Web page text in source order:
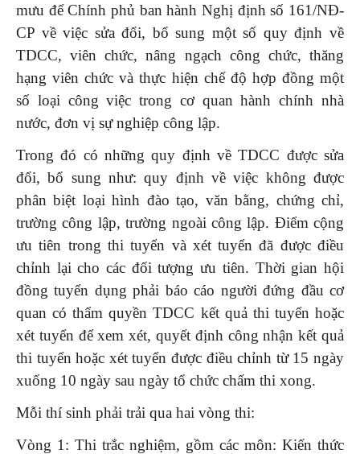
mưu để Chính phủ ban hành Nghị định số 161/NĐ-
CP về việc sửa đổi, bổ sung một số quy định về
TDCC, viên chức, nâng ngạch công chức, thăng
hạng viên chức và thực hiện chế độ hợp đồng một
số loại công việc trong cơ quan hành chính nhà
nước, đơn vị sự nghiệp công lập.
Trong đó có những quy định về TDCC được sửa
đổi, bổ sung như: quy định về việc không được
phân biệt loại hình đào tạo, văn bằng, chứng chỉ,
trường công lập, trường ngoài công lập. Điểm cộng
ưu tiên trong thi tuyển và xét tuyển đã được điều
chỉnh lại cho các đối tượng ưu tiên. Thời gian hội
đồng tuyển dụng phải báo cáo người đứng đầu cơ
quan có thẩm quyền TDCC kết quả thi tuyển hoặc
xét tuyển để xem xét, quyết định công nhận kết quả
thi tuyển hoặc xét tuyển được điều chỉnh từ 15 ngày
xuống 10 ngày sau ngày tổ chức chấm thi xong.
Mỗi thí sinh phải trải qua hai vòng thi:
Vòng 1: Thi trắc nghiệm, gồm các môn: Kiến thức